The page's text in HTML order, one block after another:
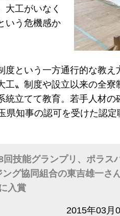
大工がいなく
いう危機感か
という一方通行的な教
工〟制度や設立以来の全
立てて教育。若手人材
知事の認可を受けた認定
回技能グランプリ、ポラス
ング協同組合の東吉雄一さ
入賞
2015年03月